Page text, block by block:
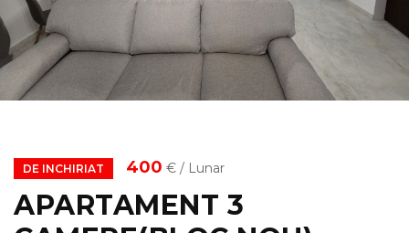
DE INCHIRIAT 400 € / Lunar
APARTAMENT 3